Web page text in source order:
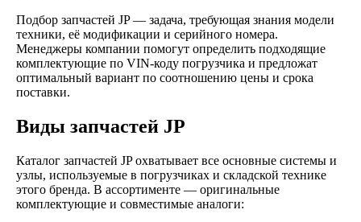
Подбор запчастей JP — задача, требующая знания модели
техники, её модификации и серийного номера.
Менеджеры компании помогут определить подходящие
комплектующие по VIN-коду погрузчика и предложат
оптимальный вариант по соотношению цены и срока
поставки.
Виды запчастей JP
Каталог запчастей JP охватывает все основные системы и
узлы, используемые в погрузчиках и складской технике
этого бренда. В ассортименте — оригинальные
комплектующие и совместимые аналоги: